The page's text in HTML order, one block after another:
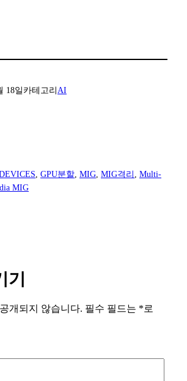
18일카테고리AI
, GPU분할, MIG, MIG격리, Multi-
MIG
기
개되지 않습니다. 필수 필드는 *로